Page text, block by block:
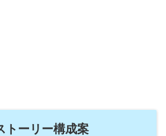
トーリー構成案